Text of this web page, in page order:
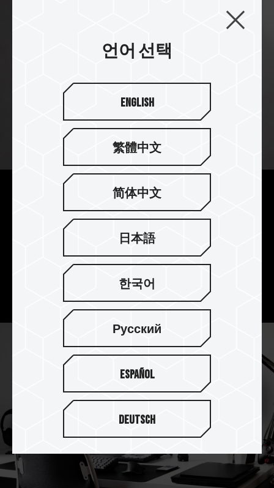
특허받은 초박형 그래핀으로 걱
정 없는 창작
특허받은 초박형 그래핀의 방열은 고성능으로 인한
발열을 효과적으로 해결하고 시스템의 작동을 안정
화하며 오랜 시간 창의성을 발휘하시면서 아무 걱정
언어 선택
English
繁體中文
简体中文
日本語
한국어
Русский
Español
Deutsch